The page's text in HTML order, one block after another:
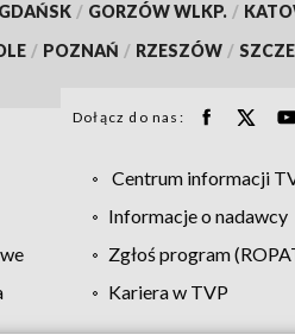
GDAŃSK / GORZÓW WLKP. /
/ POZNAŃ / RZESZÓW /
Dołącz do nas:
Centrum informacji
Informacje o nadawcy
Zgłoś program
Kariera w TVP